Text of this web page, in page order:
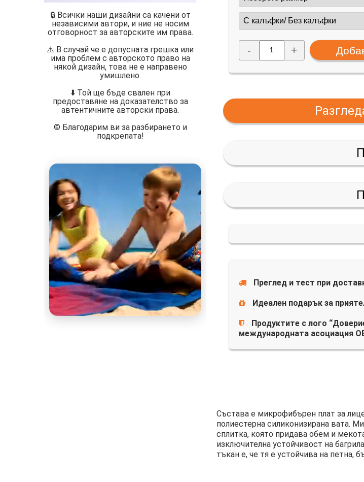
🔒 Всички наши дизайни са качени от
независими автори, и ние не носим
отговорност за авторските им права.
⚠️ В случай че е допусната грешка или
има проблем с авторското право на
някой дизайн, това не е направено
умишлено.
⬇️ Той ще бъде свален при
предоставяне на доказателство за
автентичните авторски права.
©️ Благодарим ви за разбирането и
подкрепата!
- +
Преглед и тест при
Идеален подарък за
Продуктите с лого
международната асоциация
Състава е микрофибърен плат за
полиестерна силиконизирана вата.
сплитка, която придава обем и
изключителна устойчивост на
тъкан е, че тя е устойчива на петна,